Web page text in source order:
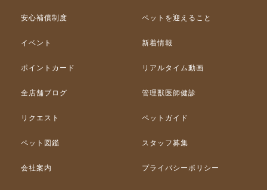
安心補償制度 ペットを迎えること
イベント 新着情報
ポイントカード リアルタイム動画
全店舗ブログ 管理獣医師健診
リクエスト ペットガイド
ペット図鑑 スタッフ募集
会社案内 プライバシーポリシー